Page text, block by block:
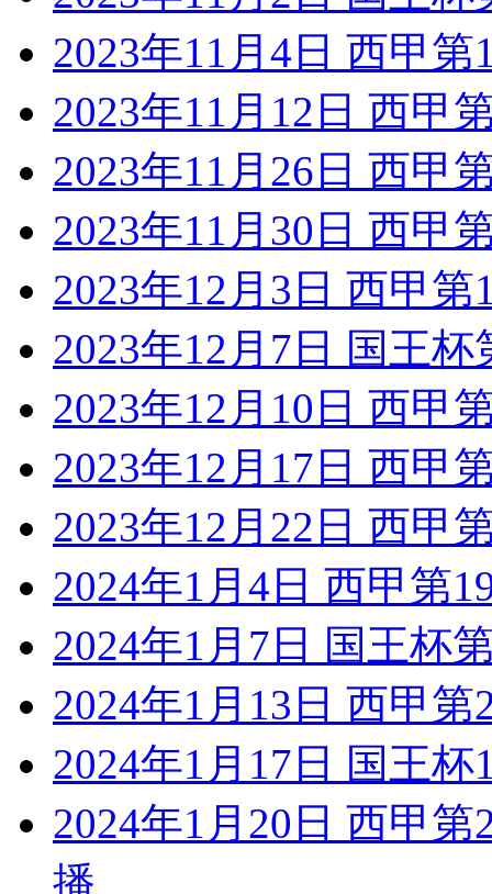
2023年11月4日 西甲
2023年11月12日 西甲
2023年11月26日 西甲
2023年11月30日 西甲
2023年12月3日 西甲
2023年12月7日 国王
2023年12月10日 西甲
2023年12月17日 西甲
2023年12月22日 西甲
2024年1月4日 西甲第
2024年1月7日 国王杯
2024年1月13日 西甲
2024年1月17日 国王
2024年1月20日 西甲
播